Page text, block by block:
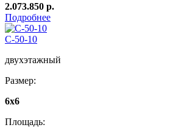
2.073.850 р.
Подробнее
C-50-10
двухэтажный
Размер:
6х6
Площадь: